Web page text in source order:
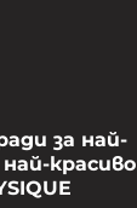
за най-
красиво